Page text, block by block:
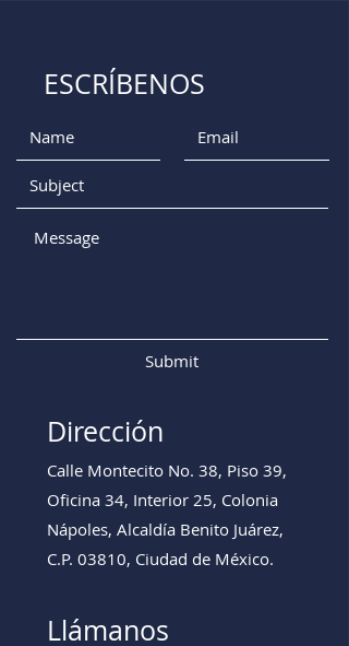
ESCRÍBENOS
Submit
Dirección
Calle Montecito No. 38, Piso 39,
Oficina 34, Interior 25, Colonia
Nápoles, Alcaldía Benito Juárez,
C.P. 03810, Ciudad de México.
Llámanos